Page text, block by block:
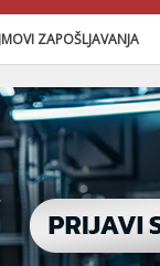
ZAPOŠLJAVANJA